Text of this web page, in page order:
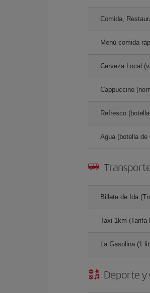
Comida,
Menú comida
Cerveza Local
Cappuccino
Refresco
Agua (botella de
Billete de Ida
Taxi 1km (Tarifa
La Gasolina (1
Deporte y